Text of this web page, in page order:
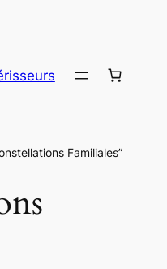
Familiales”